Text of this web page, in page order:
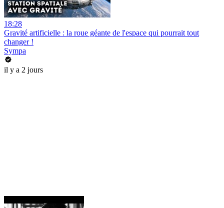
18:28
Gravité artificielle : la roue géante de l'espace qui pourrait tout
changer !
Sympa
il y a 2 jours